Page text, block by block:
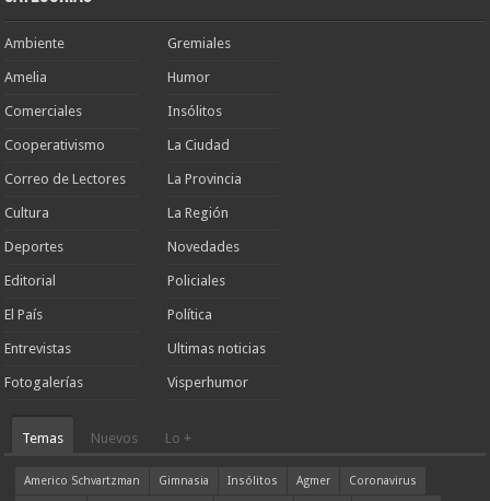
Ambiente
Amelia
Comerciales
Cooperativismo
Correo de Lectores
Cultura
Deportes
Editorial
El País
Entrevistas
Fotogalerías
Gremiales
Humor
Insólitos
La Ciudad
La Provincia
La Región
Novedades
Policiales
Política
Ultimas noticias
Visperhumor
Temas Nuevos Lo +
Americo Schvartzman Gimnasia Insólitos Agmer
Coronavirus